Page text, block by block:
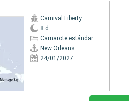
Carnival Liberty
8 d
Camarote estándar
New Orleans
24/01/2027